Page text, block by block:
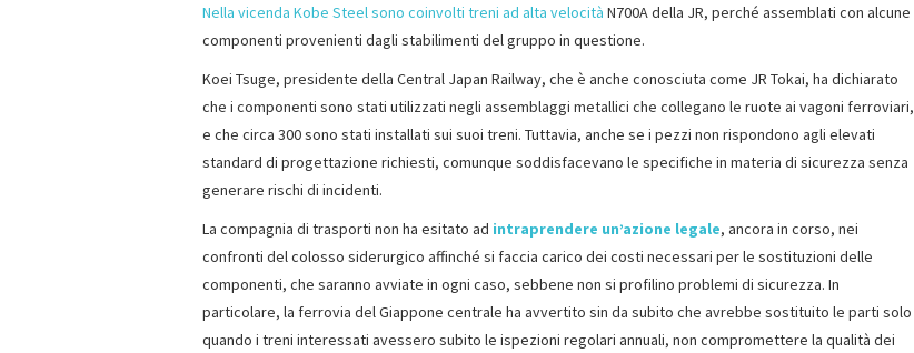
Nella vicenda Kobe Steel sono coinvolti treni ad alta velocità N700A della JR, perché assemblati con alcune
componenti provenienti dagli stabilimenti del gruppo in questione.
Koei Tsuge, presidente della Central Japan Railway, che è anche conosciuta come JR Tokai, ha dichiarato
che i componenti sono stati utilizzati negli assemblaggi metallici che collegano le ruote ai vagoni ferroviari,
e che circa 300 sono stati installati sui suoi treni. Tuttavia, anche se i pezzi non rispondono agli elevati
standard di progettazione richiesti, comunque soddisfacevano le specifiche in materia di sicurezza senza
generare rischi di incidenti.
La compagnia di trasporti non ha esitato ad intraprendere un’azione legale, ancora in corso, nei
confronti del colosso siderurgico affinché si faccia carico dei costi necessari per le sostituzioni delle
componenti, che saranno avviate in ogni caso, sebbene non si profilino problemi di sicurezza. In
particolare, la ferrovia del Giappone centrale ha avvertito sin da subito che avrebbe sostituito le parti solo
quando i treni interessati avessero subito le ispezioni regolari annuali, non compromettere la qualità dei